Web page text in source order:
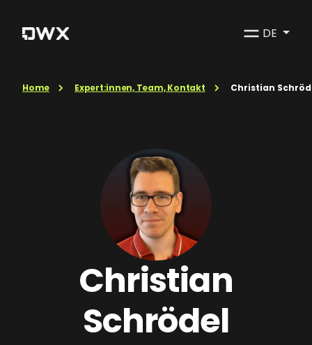
DE
Home Expert:innen, Team, Kontakt Christian
Christian
Schrödel